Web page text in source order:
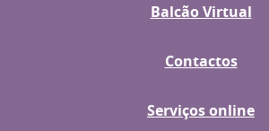
Balcão Virtual
Contactos
Serviços online